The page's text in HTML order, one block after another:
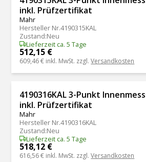
inkl. Prüfzertifikat
Mahr
Hersteller Nr.4190315KAL
Zustand:Neu
Lieferzeit ca. 5 Tage
512,15 €
609,46 € inkl. MwSt. zzgl.Versandkosten
4190316KAL 3-Punkt
inkl. Prüfzertifikat
Mahr
Hersteller Nr.4190316KAL
Zustand:Neu
Lieferzeit ca. 5 Tage
518,12 €
616,56 € inkl. MwSt. zzgl.Versandkosten